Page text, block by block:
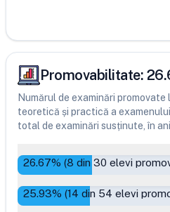
Promovabilitate:
Numărul de examinări
teoretică și practică a
total de examinări susținute, în
26.67% (8 din 30 elevi
25.93% (14 din 54 elevi